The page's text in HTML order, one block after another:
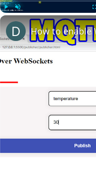
How to enable